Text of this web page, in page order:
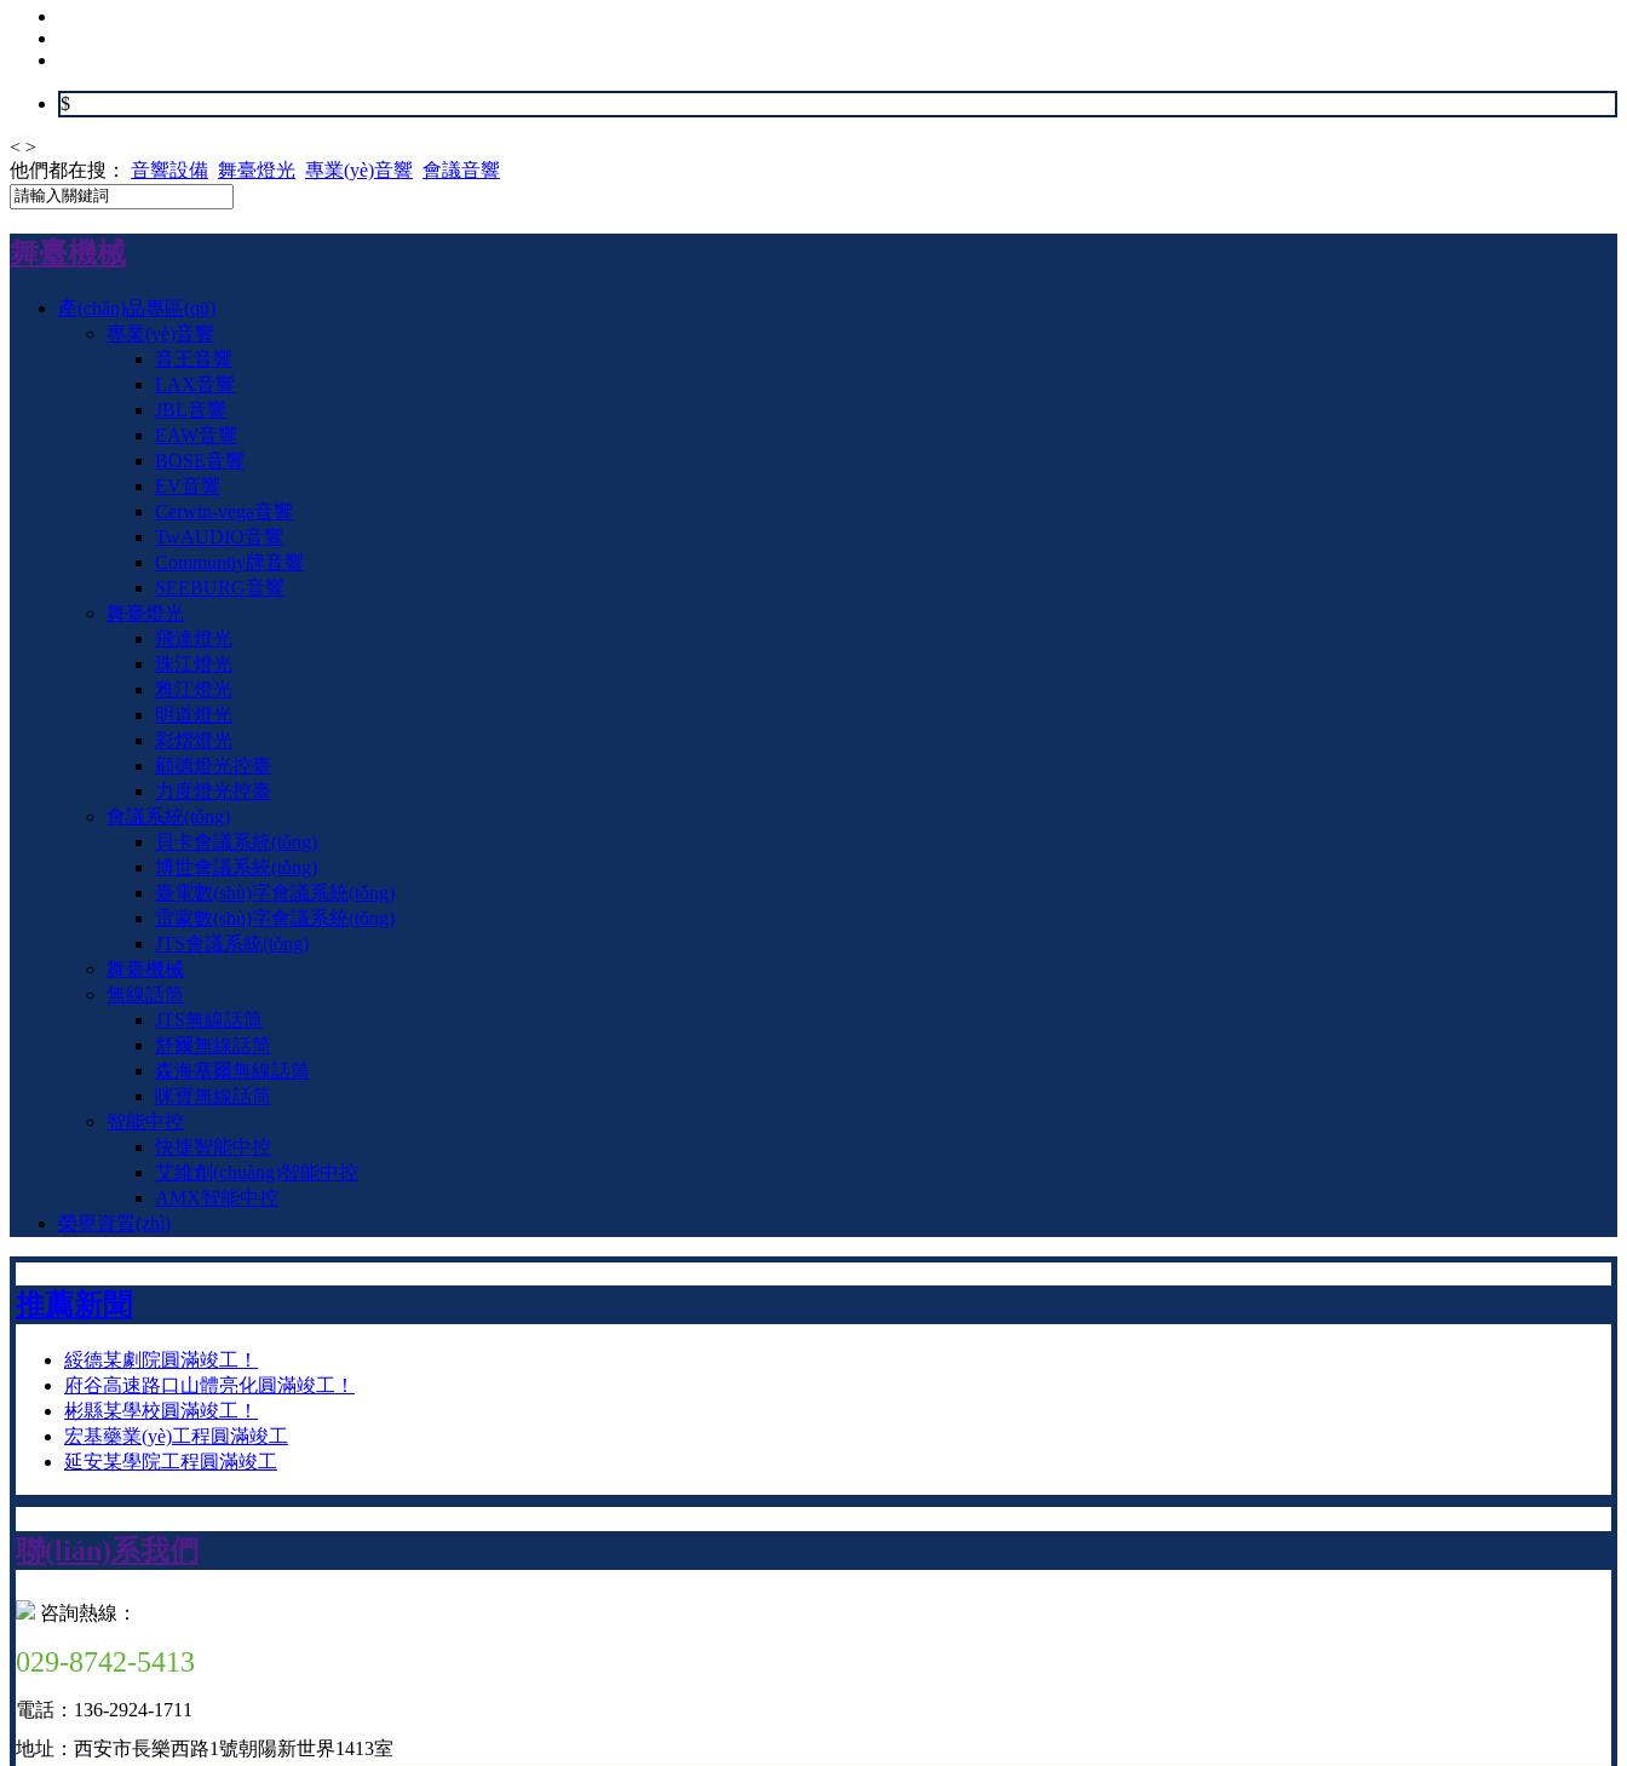
$
< >
他們都在搜： 音響設備 舞臺燈光 專業(yè)音響 會議音響
舞臺機械
產(chǎn)品專區(qū)
專業(yè)音響
音王音響
LAX音響
JBL音響
EAW音響
BOSE音響
EV音響
Cerwin-vega音響
TwAUDIO音響
Communtiy牌音響
SEEBURG音響
舞臺燈光
飛達燈光
珠江燈光
雅江燈光
明道燈光
彩熠燈光
顧德燈光控臺
力度燈光控臺
會議系統(tǒng)
貝卡會議系統(tǒng)
博世會議系統(tǒng)
臺電數(shù)字會議系統(tǒng)
雷蒙數(shù)字會議系統(tǒng)
JTS會議系統(tǒng)
舞臺機械
無線話筒
JTS無線話筒
舒爾無線話筒
森海塞爾無線話筒
咪寶無線話筒
智能中控
快捷智能中控
艾維創(chuàng)智能中控
AMX智能中控
榮譽資質(zhì)
推薦新聞
綏德某劇院圓滿竣工！
府谷高速路口山體亮化圓滿竣工！
彬縣某學校圓滿竣工！
宏基藥業(yè)工程圓滿竣工
延安某學院工程圓滿竣工
聯(lián)系我們
咨詢熱線：
029-8742-5413
電話：136-2924-1711
地址：西安市長樂西路1號朝陽新世界1413室